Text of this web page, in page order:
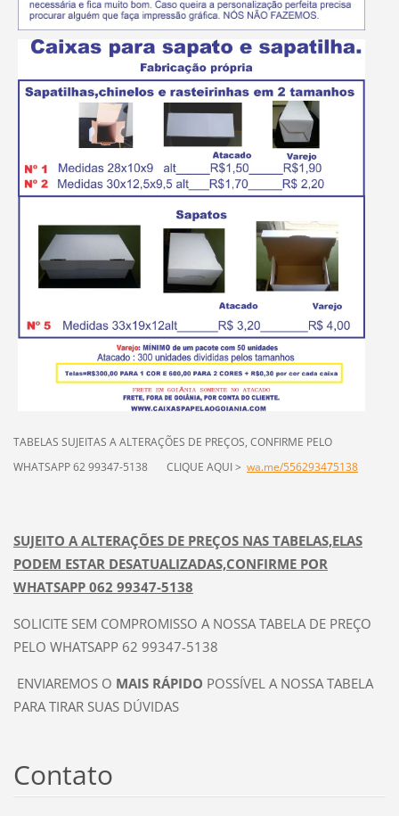
TABELAS SUJEITAS A ALTERAÇÕES DE PREÇOS, CONFIRME PELO
WHATSAPP 62 99347-5138 CLIQUE AQUI > wa.me/556293475138
SUJEITO A ALTERAÇÕES DE PREÇOSNAS TABELAS,ELAS
PODEM ESTAR DESATUALIZADAS,CONFIRME POR
WHATSAPP 062 99347-5138
SOLICITE SEM COMPROMISSO A NOSSA TABELA DE PREÇO
PELO WHATSAPP 62 99347-5138
ENVIAREMOS O MAIS RÁPIDO POSSÍVEL A NOSSA TABELA
PARA TIRAR SUAS DÚVIDAS
Contato